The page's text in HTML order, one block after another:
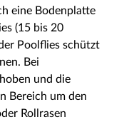
eine Bodenplatte
(15 bis 20
Poolflies schützt
Bei
und die
Bereich um den
Rollrasen